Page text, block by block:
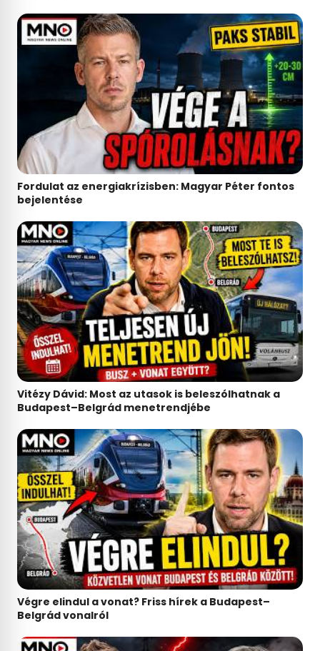
Fordulat az energiakrízisben: Magyar Péter fontos
bejelentése
Vitézy Dávid: Most az utasok is beleszólhatnak a
Budapest–Belgrád menetrendjébe
Végre elindul a vonat? Friss hírek a Budapest–
Belgrád vonalról